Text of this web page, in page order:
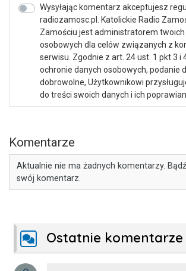
Wysyłając komentarz akceptujesz
radiozamosc.pl. Katolickie Radio
Zamościu jest administratorem twoich
osobowych dla celów związanych z
serwisu. Zgodnie z art. 24 ust. 1 pkt 3 i
ochronie danych osobowych, podanie
dobrowolne, Użytkownikowi
do treści swoich danych i ich
Komentarze
Aktualnie nie ma żadnych komentarzy.
swój komentarz.
Ostatnie komentarze